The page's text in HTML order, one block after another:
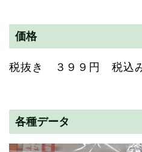
価格
税抜き ３９９円 税込
各種データ